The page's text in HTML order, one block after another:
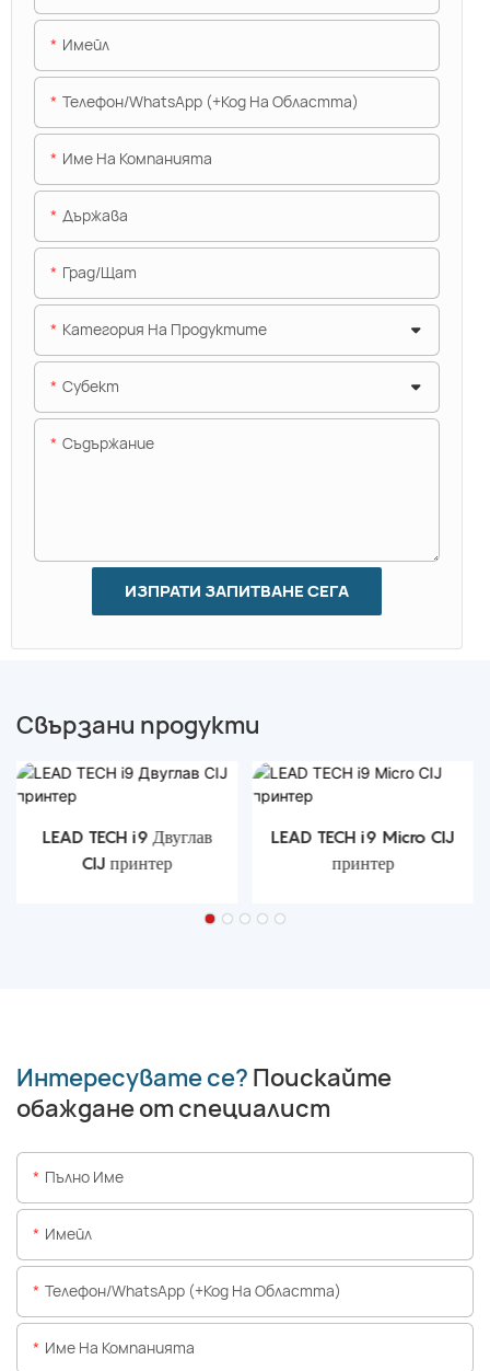
Имейл
Телефон/WhatsApp (+Код На Областта)
Име На Компанията
Държава
Град/щат
Категория На Продуктите
Субект
Съдържание
ИЗПРАТИ ЗАПИТВАНЕ СЕГА
Свързани продукти
LEAD TECH i9 Двуглав
CIJ принтер
LEAD TECH i9 Micro CIJ
принтер
Интересувате се? Поискайте
обаждане от специалист
Пълно Име
Имейл
Телефон/WhatsApp (+Код На Областта)
Име На Компанията